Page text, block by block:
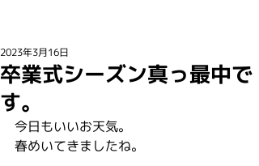
卒業式シーズン真っ最中で
す。
2023年3月16日
今日もいいお天気。
春めいてきましたね。